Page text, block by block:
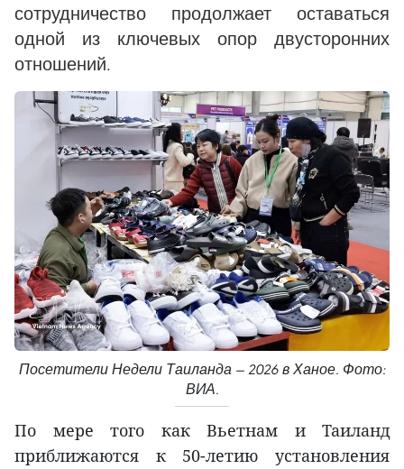
сотрудничество продолжает оставаться
одной из ключевых опор двусторонних
отношений.
Посетители Недели Таиланда — 2026 в Ханое. Фото:
ВИА.
По мере того как Вьетнам и Таиланд
приближаются к 50-летию установления